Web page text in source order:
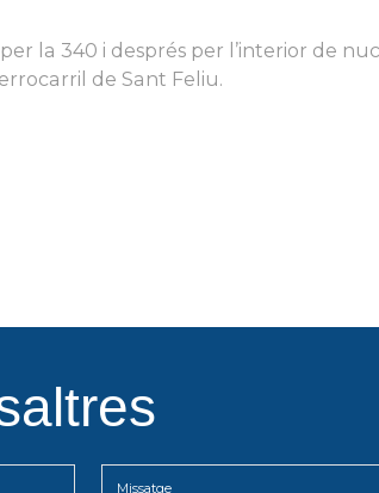
la 340 i després per l’interior de
de Sant Feliu.